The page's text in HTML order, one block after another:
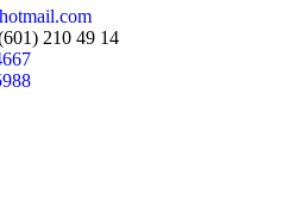
210 49 14